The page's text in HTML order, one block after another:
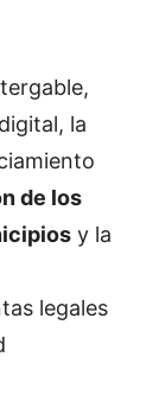
la
de los
y la
legales